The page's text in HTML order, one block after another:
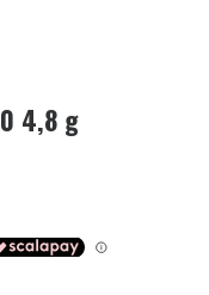
4,8 g
al 40% valido